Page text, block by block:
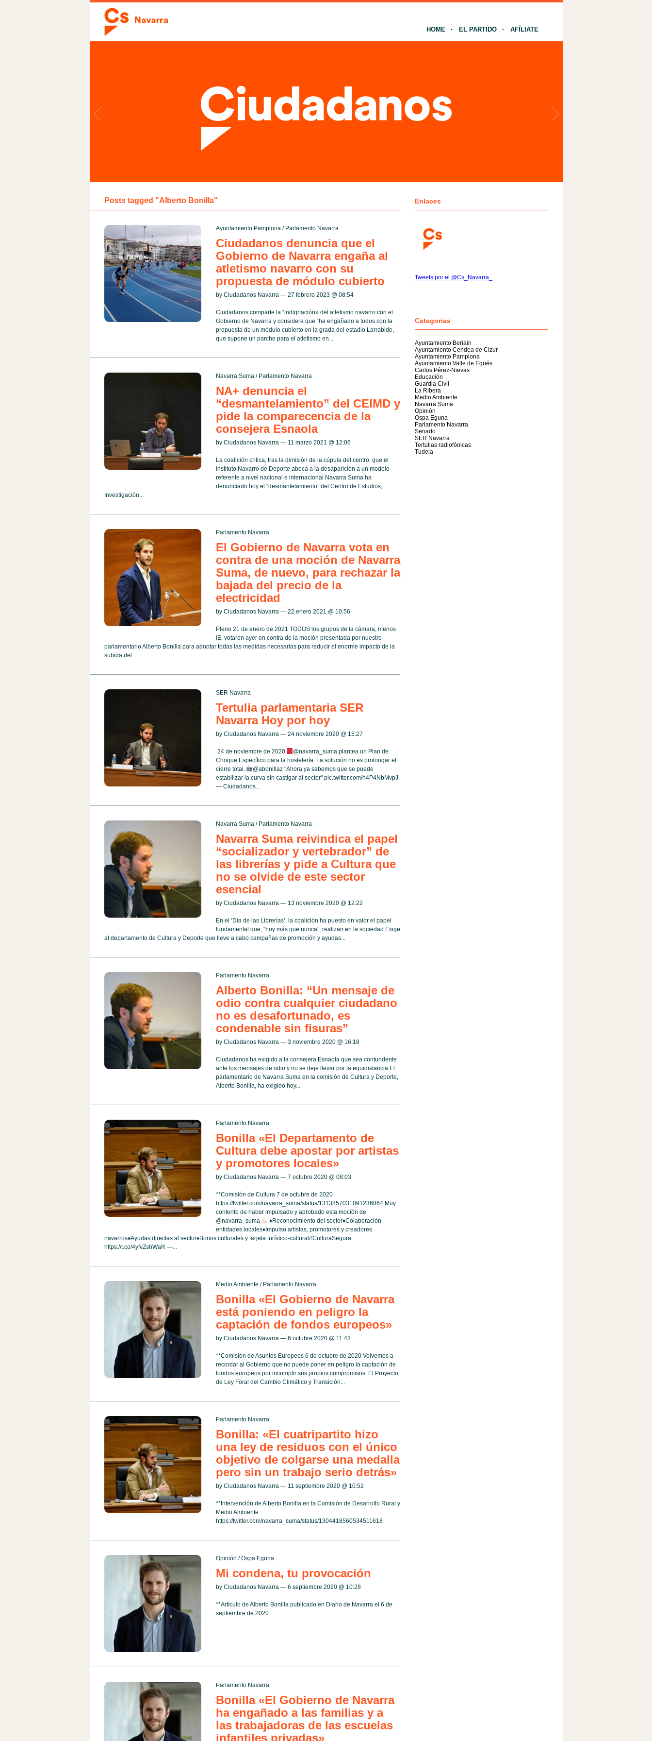
HOME EL PARTIDO AFÍLIATE
Posts tagged "Alberto Bonilla"
Ayuntamiento Pamplona/ Parlamento Navarra
Ciudadanos denuncia que el
Gobierno de Navarra engaña al
atletismo navarro con su
propuesta de módulo cubierto
by Ciudadanos Navarra — 27 febrero 2023 @ 08:54
Ciudadanos comparte la “indignación» del atletismo navarro con el
Gobierno de Navarra y considera que “ha engañado a todos con la
propuesta de un módulo cubierto en la grada del estadio Larrabide,
que supone un parche para el atletismo en...
Navarra Suma/ Parlamento Navarra
NA+ denuncia el
“desmantelamiento” del CEIMD y
pide la comparecencia de la
consejera Esnaola
by Ciudadanos Navarra — 11 marzo 2021 @ 12:06
La coalición critica, tras la dimisión de la cúpula del centro, que el
Instituto Navarro de Deporte aboca a la desaparición a un modelo
referente a nivel nacional e internacional Navarra Suma ha
denunciado hoy el “desmantelamiento” del Centro de Estudios,
Investigación...
Parlamento Navarra
El Gobierno de Navarra vota en
contra de una moción de Navarra
Suma, de nuevo, para rechazar la
bajada del precio de la
electricidad
by Ciudadanos Navarra — 22 enero 2021 @ 10:56
Pleno 21 de enero de 2021 TODOS los grupos de la cámara, menos
IE, votaron ayer en contra de la moción presentada por nuestro
parlamentario Alberto Bonilla para adoptar todas las medidas necesarias para reducir el enorme impacto de la
subida del...
SER Navarra
Tertulia parlamentaria SER
Navarra Hoy por hoy
by Ciudadanos Navarra — 24 noviembre 2020 @ 15:27
24 de noviembre de 2020
@navarra_suma plantea un Plan de
Choque Específico para la hostelería. La solución no es prolongar el
cierre total.
@abonillaz "Ahora ya sabemos que se puede
estabilizar la curva sin castigar al sector" pic.twitter.com/h4P4NbMvpJ
— Ciudadanos...
Navarra Suma/ Parlamento Navarra
Navarra Suma reivindica el papel
“socializador y vertebrador” de
las librerías y pide a Cultura que
no se olvide de este sector
esencial
by Ciudadanos Navarra — 13 noviembre 2020 @ 12:22
En el ‘Día de las Librerías’, la coalición ha puesto en valor el papel
fundamental que, “hoy más que nunca”, realizan en la sociedad Exige
al departamento de Cultura y Deporte que lleve a cabo campañas de promoción y ayudas...
Parlamento Navarra
Alberto Bonilla: “Un mensaje de
odio contra cualquier ciudadano
no es desafortunado, es
condenable sin fisuras”
by Ciudadanos Navarra — 3 noviembre 2020 @ 16:18
Ciudadanos ha exigido a la consejera Esnaola que sea contundente
ante los mensajes de odio y no se deje llevar por la equidistancia El
parlamentario de Navarra Suma en la comisión de Cultura y Deporte,
Alberto Bonilla, ha exigido hoy...
Parlamento Navarra
Bonilla «El Departamento de
Cultura debe apostar por artistas
y promotores locales»
by Ciudadanos Navarra — 7 octubre 2020 @ 08:03
**Comisión de Cultura 7 de octubre de 2020
https://twitter.com/navarra_suma/status/1313857031091236864 Muy
contento de haber impulsado y aprobado esta moción de
@navarra_suma
♦️Reconocimiento del sector♦️Colaboración
entidades locales♦️Impulso artistas, promotores y creadores
navarros♦️Ayudas directas al sector♦️Bonos culturales y tarjeta turístico-cultural#CulturaSegura
https://t.co/4yfvZshWaR —...
Medio Ambiente / Parlamento Navarra
Bonilla «El Gobierno de Navarra
está poniendo en peligro la
captación de fondos europeos»
by Ciudadanos Navarra — 6 octubre 2020 @ 11:43
**Comisión de Asuntos Europeos 6 de octubre de 2020 Volvemos a
recordar al Gobierno que no puede poner en peligro la captación de
fondos europeos por incumplir sus propios compromisos. El Proyecto
de Ley Foral del Cambio Climático y Transición...
Parlamento Navarra
Bonilla: «El cuatripartito hizo
una ley de residuos con el único
objetivo de colgarse una medalla
pero sin un trabajo serio detrás»
by Ciudadanos Navarra — 11 septiembre 2020 @ 10:52
**Intervención de Alberto Bonilla en la Comisión de Desarrollo Rural y
Medio Ambiente
https://twitter.com/navarra_suma/status/1304418560534511618
Opinión /Ospa Eguna
Mi condena, tu provocación
by Ciudadanos Navarra — 6 septiembre 2020 @ 10:28
**Artículo de Alberto Bonilla publicado en Diario de Navarra el 6 de
septiembre de 2020
Parlamento Navarra
Bonilla «El Gobierno de Navarra
ha engañado a las familias y a
las trabajadoras de las escuelas
infantiles privadas»
Enlaces
Tweets por el @Cs_Navarra_.
Categorías
Ayuntamiento Beriain
Ayuntamiento Cendea de Cizur
Ayuntamiento Pamplona
Ayuntamiento Valle de Egüés
Carlos Pérez-Nievas
Educación
Guardia Civil
La Ribera
Medio Ambiente
Navarra Suma
Opinión
Ospa Eguna
Parlamento Navarra
Senado
SER Navarra
Tertulias radiofónicas
Tudela